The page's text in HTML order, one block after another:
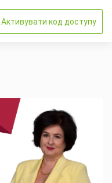
Активувати код доступу